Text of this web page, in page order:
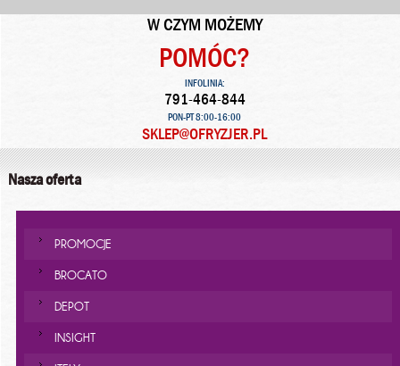
W CZYM MOŻEMY
POMÓC?
INFOLINIA:
791-464-844
PON-PT 8:00-16:00
SKLEP@OFRYZJER.PL
Nasza oferta
PROMOCJE
BROCATO
DEPOT
INSIGHT